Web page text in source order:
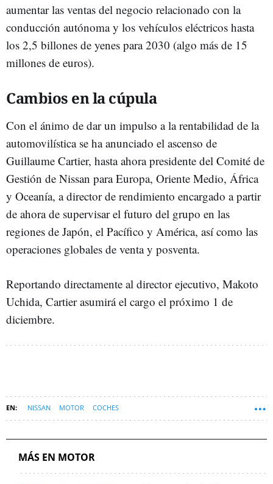
aumentar las ventas del negocio relacionado con la
conducción autónoma y los vehículos eléctricos hasta
los 2,5 billones de yenes para 2030 (algo más de 15
millones de euros).
Cambios en la cúpula
Con el ánimo de dar un impulso a la rentabilidad de la
automovilística se ha anunciado el ascenso de
Guillaume Cartier, hasta ahora presidente del Comité de
Gestión de Nissan para Europa, Oriente Medio, África
y Oceanía, a director de rendimiento encargado a partir
de ahora de supervisar el futuro del grupo en las
regiones de Japón, el Pacífico y América, así como las
operaciones globales de venta y posventa.
Reportando directamente al director ejecutivo, Makoto
Uchida, Cartier asumirá el cargo el próximo 1 de
diciembre.
NISSAN MOTOR COCHES
MÁS EN MOTOR